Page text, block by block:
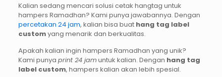
Kalian sedang mencari solusi cetak hangtag untuk
hampers Ramadhan? Kami punya jawabannya. Dengan
percetakan 24 jam, kalian bisa buat hang tag label
customyang menarik dan berkualitas.
Apakah kalian ingin hampers Ramadhan yang unik?
Kami punya print 24 jamuntuk kalian. Dengan hang tag
label custom, hampers kalian akan lebih spesial.